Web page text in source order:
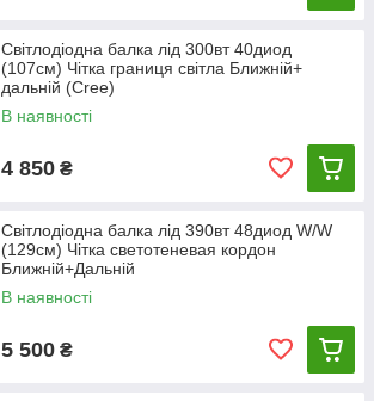
Світлодіодна балка лід 300вт 40диод
(107см) Чітка границя світла Ближній+
дальній (Cree)
В наявності
4 850 ₴
Світлодіодна балка лід 390вт 48диод W/W
(129см) Чітка светотеневая кордон
Ближній+Дальній
В наявності
5 500 ₴